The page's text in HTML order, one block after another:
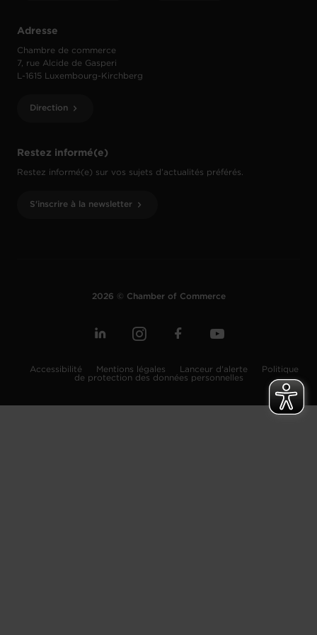
Restez informé(e)
Restez informé(e) sur vos sujets d’actualités préférés.
S'inscrire à la newsletter
Adresse
Chambre de commerce
7, rue Alcide de Gasperi
L-1615 Luxembourg-Kirchberg
Direction
2026 © Chamber of Commerce
Accessibilité Mentions légales Lanceur d'alerte
Politique
de protection des données personnelles